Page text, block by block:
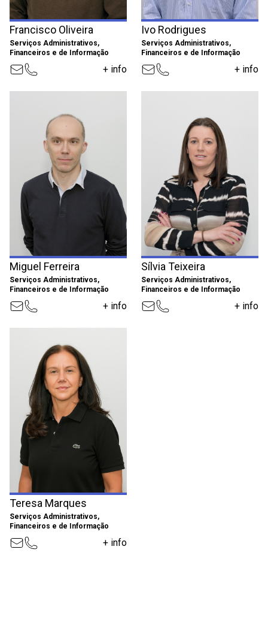
Francisco Oliveira
Serviços Administrativos,
Financeiros e de Informação
+ info
Ivo Rodrigues
Serviços Administrativos,
Financeiros e de Informação
+ info
Miguel Ferreira
Serviços Administrativos,
Financeiros e de Informação
+ info
Sílvia Teixeira
Serviços Administrativos,
Financeiros e de Informação
+ info
Teresa Marques
Serviços Administrativos,
Financeiros e de Informação
+ info